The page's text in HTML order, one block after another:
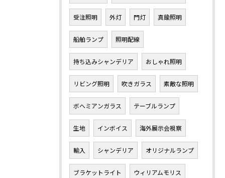
受注照明 外灯 門灯 真鍮照明
船舶ランプ 照明配線
持ち込みシャンデリア おしゃれ照明
リビング照明 吹きガラス 素敵な照明
ボヘミアンガラス テーブルランプ
生地 インボイス 海外展示会視察
輸入 シャンデリア オリジナルランプ
ブラケットライト ウィリアムモリス